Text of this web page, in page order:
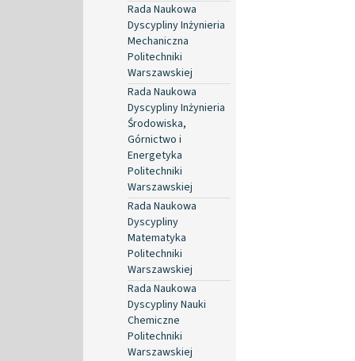
Rada Naukowa
Dyscypliny Inżynieria
Mechaniczna
Politechniki
Warszawskiej
Rada Naukowa
Dyscypliny Inżynieria
Środowiska,
Górnictwo i
Energetyka
Politechniki
Warszawskiej
Rada Naukowa
Dyscypliny
Matematyka
Politechniki
Warszawskiej
Rada Naukowa
Dyscypliny Nauki
Chemiczne
Politechniki
Warszawskiej